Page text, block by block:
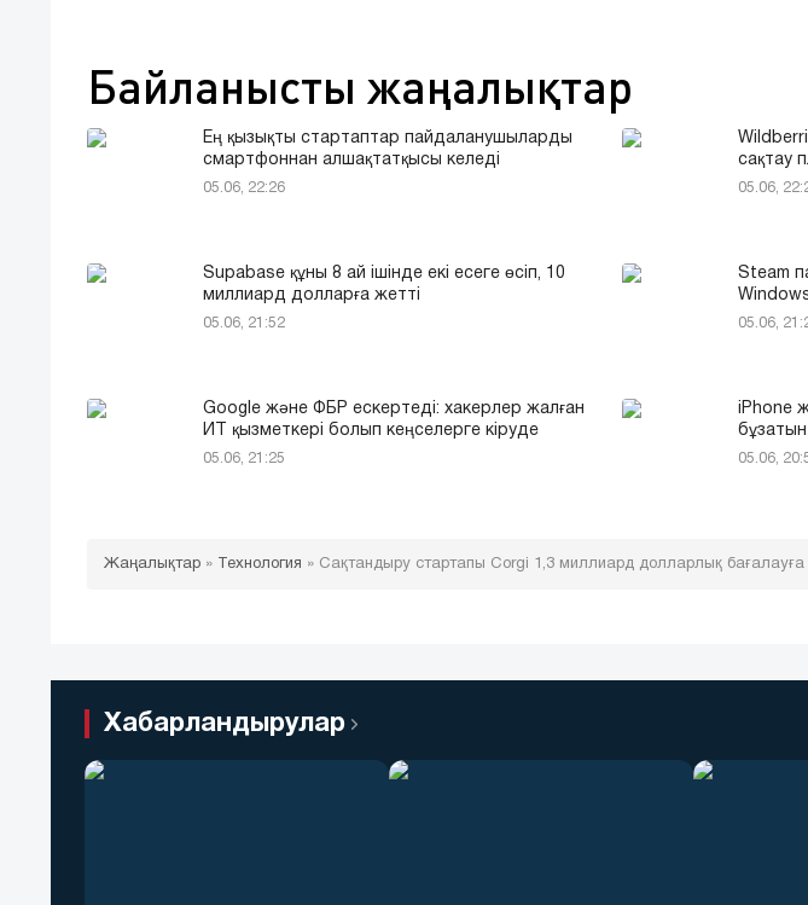
Байланысты жаңалықтар
Ең қызықты стартаптар пайдаланушыларды
смартфоннан алшақтатқысы келеді
05.06, 22:26
сақтау
05.06,
Supabase құны 8 ай ішінде екі есеге өсіп, 10
миллиард долларға жетті
05.06, 21:52
Steam
05.06,
Google және ФБР ескертеді: хакерлер жалған
ИТ қызметкері болып кеңселерге кіруде
05.06, 21:25
iPhone
05.06,
Жаңалықтар » Технология » Сақтандыру стартапы Corgi 1,3 миллиард долларлық бағалауға
Хабарландырулар